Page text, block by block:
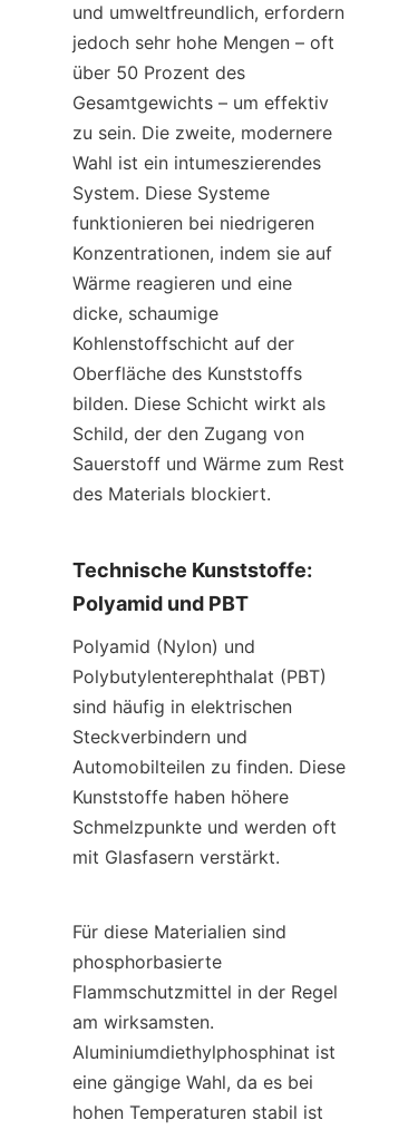
und umweltfreundlich, erfordern
jedoch sehr hohe Mengen – oft
über 50 Prozent des
Gesamtgewichts – um effektiv
zu sein. Die zweite, modernere
Wahl ist ein intumeszierendes
System. Diese Systeme
funktionieren bei niedrigeren
Konzentrationen, indem sie auf
Wärme reagieren und eine
dicke, schaumige
Kohlenstoffschicht auf der
Oberfläche des Kunststoffs
bilden. Diese Schicht wirkt als
Schild, der den Zugang von
Sauerstoff und Wärme zum Rest
des Materials blockiert.
Technische Kunststoffe:
Polyamid und PBT
Polyamid (Nylon) und
Polybutylenterephthalat (PBT)
sind häufig in elektrischen
Steckverbindern und
Automobilteilen zu finden. Diese
Kunststoffe haben höhere
Schmelzpunkte und werden oft
mit Glasfasern verstärkt.
Für diese Materialien sind
phosphorbasierte
Flammschutzmittel in der Regel
am wirksamsten.
Aluminiumdiethylphosphinat ist
eine gängige Wahl, da es bei
hohen Temperaturen stabil ist